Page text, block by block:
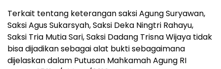
Terkait tentang keterangan saksi Agung Suryawan,
Saksi Agus Sukarsyah, Saksi Deka Ningtri Rahayu,
Saksi Tria Mutia Sari, Saksi Dadang Trisna Wijaya tidak
bisa dijadikan sebagai alat bukti sebagaimana
dijelaskan dalam Putusan Mahkamah Agung RI